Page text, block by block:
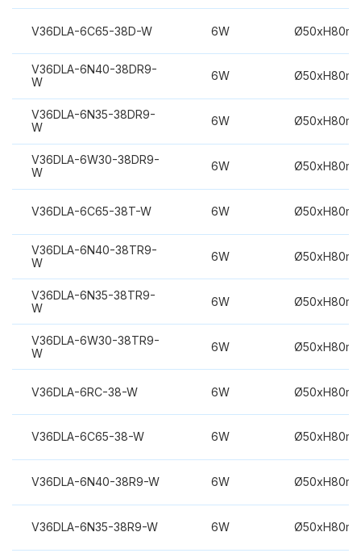
V36DLA-6C65-38D-W 6W
V36DLA-6N40-38DR9-
W
6W
V36DLA-6N35-38DR9-
W
6W
V36DLA-6W30-38DR9-
W
6W
V36DLA-6C65-38T-W 6W
V36DLA-6N40-38TR9-
W
6W
V36DLA-6N35-38TR9-
W
6W
V36DLA-6W30-38TR9-
W
6W
V36DLA-6RC-38-W 6W
V36DLA-6C65-38-W 6W
V36DLA-6N40-38R9-W 6W
V36DLA-6N35-38R9-W 6W